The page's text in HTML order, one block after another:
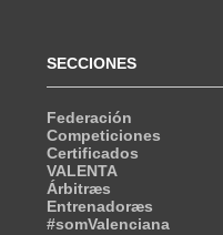
SECCIONES
Federación
Competiciones
Certificados
VALENTA
Árbitræs
Entrenadoræs
#somValenciana